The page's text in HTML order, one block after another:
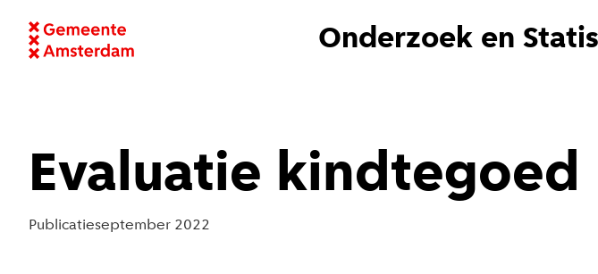
Onderzoek en
Evaluatie kindtegoed
Publicatieseptember 2022